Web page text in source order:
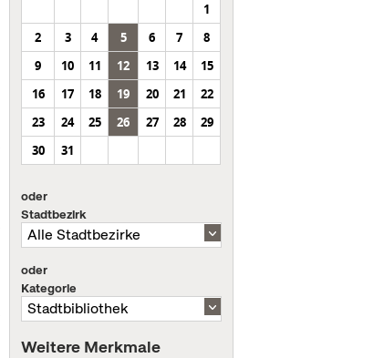
1
2
3 4 5 6 7
8
9
10 11 12 13 14
15
16
17 18 19 20 21
22
23
24 25 26 27 28
29
30
31
oder
Stadtbezirk
oder
Kategorie
Weitere Merkmale